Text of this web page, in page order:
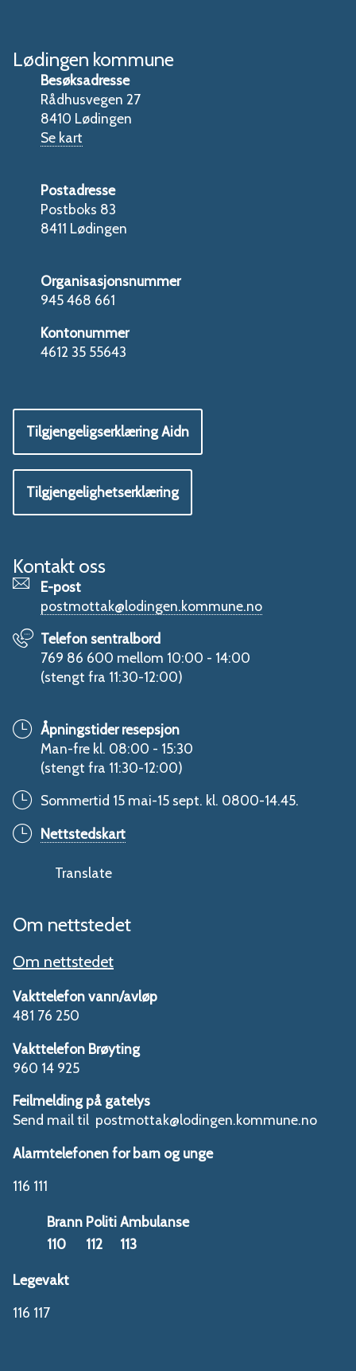
Lødingen kommune
Besøksadresse
Rådhusvegen 27
8410 Lødingen
Se kart
Postadresse
Postboks 83
8411 Lødingen
Organisasjonsnummer
945 468 661
Kontonummer
4612 35 55643
Tilgjengeligserklæring Aidn
Tilgjengelighetserklæring
Kontakt oss
E-post
postmottak@lodingen.kommune.no
Telefon sentralbord
769 86 600 mellom 10:00 - 14:00
(stengt fra 11:30-12:00)
Åpningstider resepsjon
Man-fre kl. 08:00 - 15:30
(stengt fra 11:30-12:00)
Sommertid 15 mai-15 sept. kl. 0800-14.45.
Nettstedskart
Translate
Om nettstedet
Om nettstedet
Vakttelefon vann/avløp
481 76 250
Vakttelefon Brøyting
960 14 925
Feilmelding på gatelys
Send mail til postmottak@lodingen.kommune.no
Alarmtelefonen for barn og unge
116 111
Brann PolitiAmbulanse
110
112 113
Legevakt
116 117